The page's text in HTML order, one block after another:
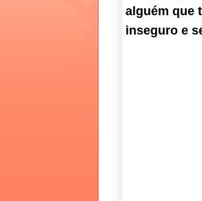
alguém que
inseguro e